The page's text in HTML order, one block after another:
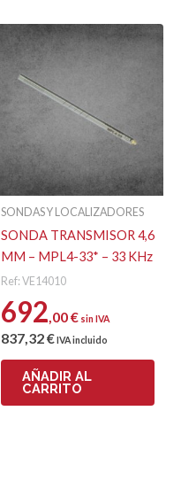
SONDAS Y LOCALIZADORES
SONDA TRANSMISOR 4,6
MM – MPL4-33* – 33 KHz
Ref: VE14010
692,00€ sin IVA
837,32€IVA incluido
AÑADIR AL
CARRITO